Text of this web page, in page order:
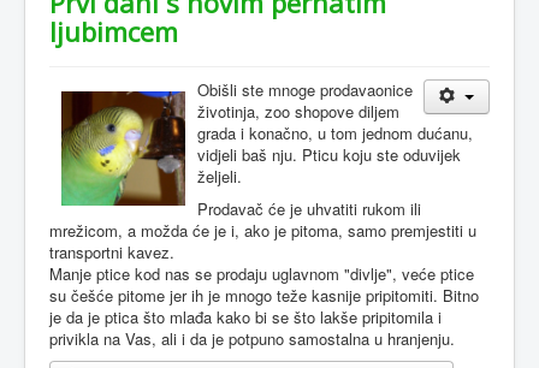
ljubimcem
Obišli ste mnoge prodavaonice
životinja, zoo shopove diljem
grada i konačno, u tom jednom dućanu,
vidjeli baš nju. Pticu koju ste oduvijek
željeli.
Prodavač će je uhvatiti rukom ili
mrežicom, a možda će je i, ako je pitoma, samo premjestiti u
transportni kavez.
Manje ptice kod nas se prodaju uglavnom "divlje", veće ptice
su češće pitome jer ih je mnogo teže kasnije pripitomiti. Bitno
je da je ptica što mlađa kako bi se što lakše pripitomila i
privikla na Vas, ali i da je potpuno samostalna u hranjenju.